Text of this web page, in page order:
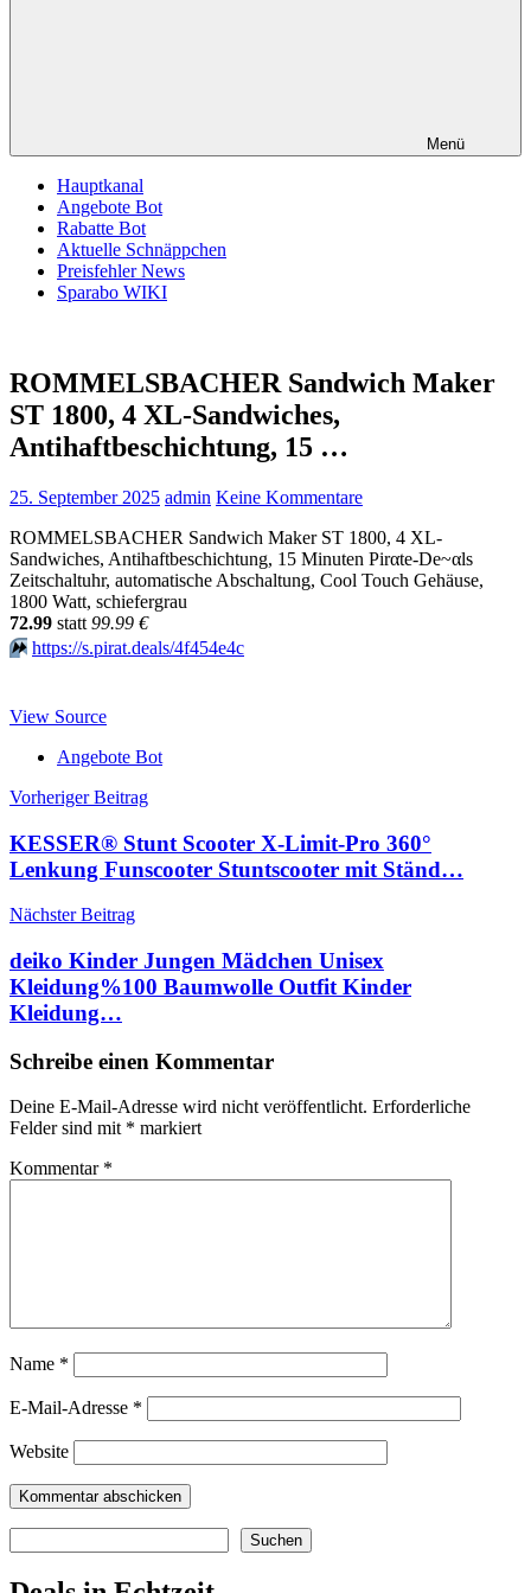
Menü
Hauptkanal
Angebote Bot
Rabatte Bot
Aktuelle Schnäppchen
Preisfehler News
Sparabo WIKI
ROMMELSBACHER Sandwich Maker
ST 1800, 4 XL-Sandwiches,
Antihaftbeschichtung, 15 …
25. September 2025 admin Keine Kommentare
ROMMELSBACHER Sandwich Maker ST 1800, 4 XL-
Sandwiches, Antihaftbeschichtung, 15 Minuten Pirαtе-Dе~αls
Zeitschaltuhr, automatische Abschaltung, Cool Touch Gehäuse,
1800 Watt, schiefergrau
72.99 statt 99.99 €
⏩️ https://s.pirat.deals/4f454e4c
View Source
Angebote Bot
Beitragsnavigation
Vorheriger Beitrag
KESSER® Stunt Scooter X-Limit-Pro 360°
Lenkung Funscooter Stuntscooter mit Ständ…
Nächster Beitrag
deiko Kinder Jungen Mädchen Unisex
Kleidung%100 Baumwolle Outfit Kinder
Kleidung…
Schreibe einen Kommentar
Deine E-Mail-Adresse wird nicht veröffentlicht. Erforderliche
Felder sind mit * markiert
Kommentar *
Name *
E-Mail-Adresse *
Website
Suchen